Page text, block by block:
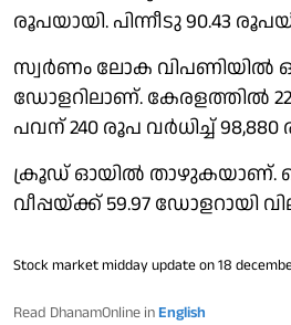
രൂപയായി. പിന്നീടു 90.43
സ്വർണം ലോക വിപണിയിൽ
ഡോളറിലാണ്. കേരളത്തിൽ
പവന് 240 രൂപ വർധിച്ച്
ക്രൂഡ് ഓയിൽ താഴുകയാണ്.
വീപ്പയ്ക്ക് 59.97 ഡോളറായി
Stock market midday update on 18
Read DhanamOnline in English